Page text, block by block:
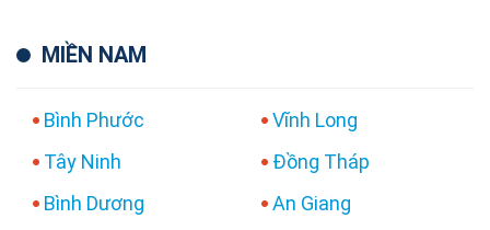
MIỀN NAM
Bình Phước
Tây Ninh
Bình Dương
Vĩnh Long
Đồng Tháp
An Giang